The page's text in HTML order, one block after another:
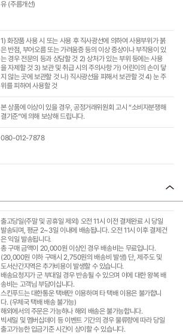
유 (주름개선)
1) 화장품 사용 시 또는 사용 후 직사광선에 의하여 사용부위가 붉
은 반점, 부어오름 또는 가려움증 등의 이상 증상이나 부작용이 있
는 경우 전문의 등과 상담할 것 2) 상처가 있는 부위 등에는 사용
을 자제할 것 3) 보관 및 취급 시의 주의사항 가) 어린이의 손이 닿
지 않는 곳에 보관할 것 나) 직사광선을 피해서 보관할 것 4) 눈 주
위를 피하여 사용할 것
본 상품에 이상이 있을 경우, 공정거래위원회 고시 “소비자분쟁해
결기준”에 의해 보상해 드립니다.
080-012-7878
출고당일(주말 및 공휴일 제외) 오전 11시 이전 결제완료 시 당일
발송되며, 평균 2~3일 이내에 배송됩니다. 오전 11시 이후 결제건
은 익일 발송됩니다.
총 구매 금액이 20,000원 이상인 경우 배송비는 무료입니다.
(20,000원 이하 구매시 2,750원의 배송비 발생) 단, 제주도 및
도서산간지역은 추가비용이 발생할 수 있습니다.
배송요청지가 군 부대일 경우 반송될 수 있으며 이에 대한 왕복 배
송비는 고객님 부담이십니다.
스킨푸드는 대한통운 택배만 이용하며 타 택배 이용은 불가합니
다. (우체국 택배 배송 불가능)
해외에서의 주문은 가능하나 해외 배송은 불가능합니다.
빅세일 및 멤버십데이 등 이벤트 기간의 경우 물류량에 따라 당일
출고가능한 입금기준 시간이 상이할 수 있습니다.